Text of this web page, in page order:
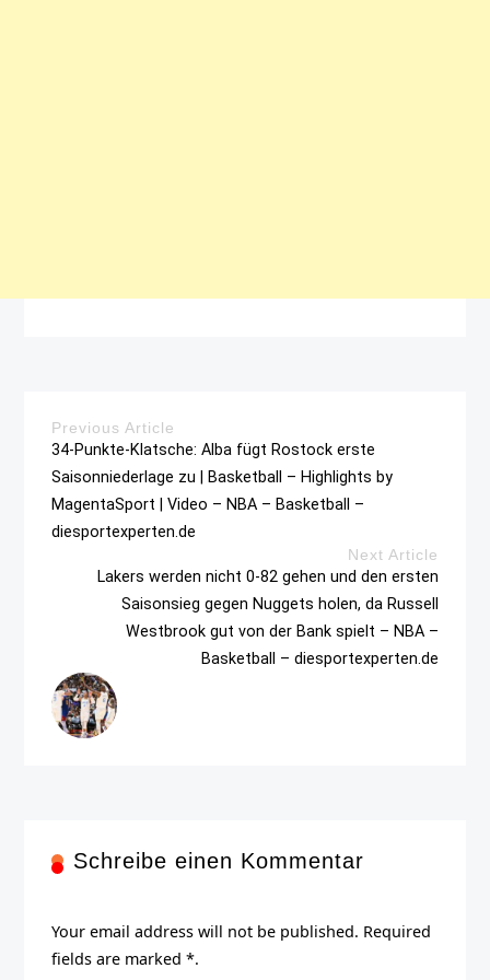
Previous Article
34-Punkte-Klatsche: Alba fügt Rostock erste
Saisonniederlage zu | Basketball – Highlights by
MagentaSport | Video – NBA – Basketball –
diesportexperten.de
Next Article
Lakers werden nicht 0-82 gehen und den ersten
Saisonsieg gegen Nuggets holen, da Russell
Westbrook gut von der Bank spielt – NBA –
Basketball – diesportexperten.de
Schreibe einen Kommentar
Your email address will not be published. Required
fields are marked *.